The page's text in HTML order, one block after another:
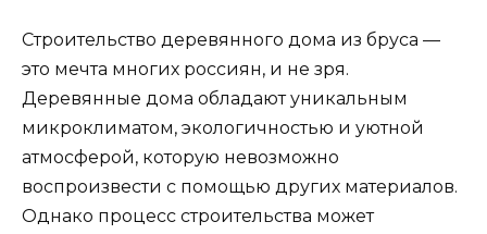
Строительство деревянного дома из бруса —
это мечта многих россиян, и не зря.
Деревянные дома обладают уникальным
микроклиматом, экологичностью и уютной
атмосферой, которую невозможно
воспроизвести с помощью других материалов.
Однако процесс строительства может